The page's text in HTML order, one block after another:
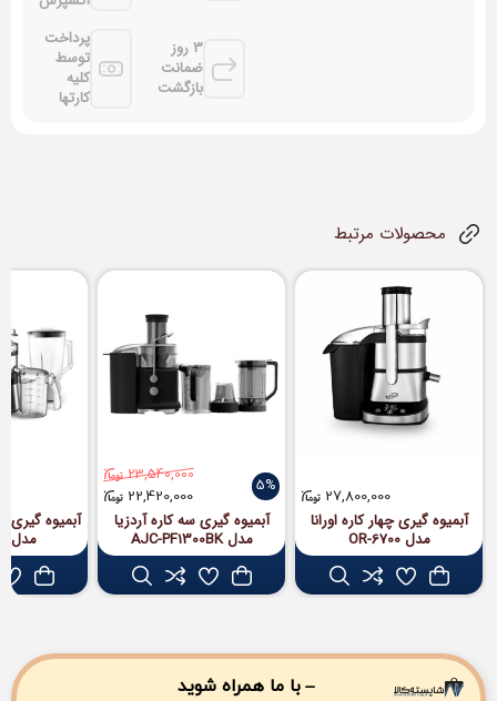
3 روز
ضمانت
بازگشت
پرداخت
توسط
کلیه
کارتها
محصولات مرتبط
27,800,000
آبمیوه گیری چهار کاره اورانا
مدل OR-6700
5%
23,540,000
22,420,000
آبمیوه گیری سه کاره آردزیا
مدل AJC-PF1300BK
آبمیوه گیری
مدل DJ5532
با ما همراه شوید